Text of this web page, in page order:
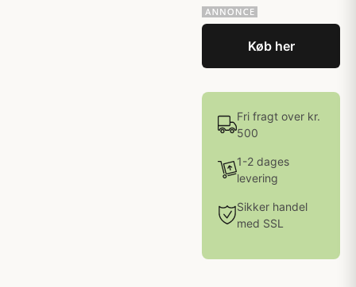
Køb her
Fri fragt over kr.
500
1-2 dages
levering
Sikker handel
med SSL